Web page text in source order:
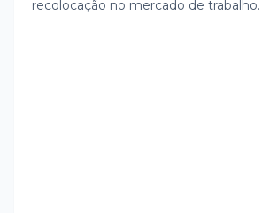
recolocação no mercado de trabalho.